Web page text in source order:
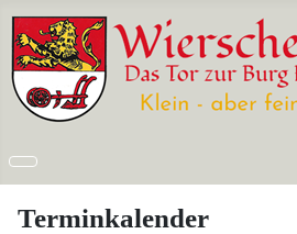
Terminkalender